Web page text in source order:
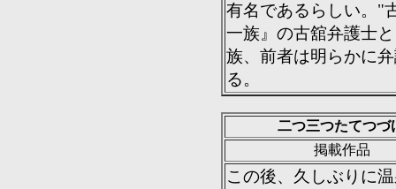
有名であるらしい。"
一族』の古舘弁護士
族、前者は明らかに
る。
二つ三つたてつづ
掲載作品
この後、久しぶりに